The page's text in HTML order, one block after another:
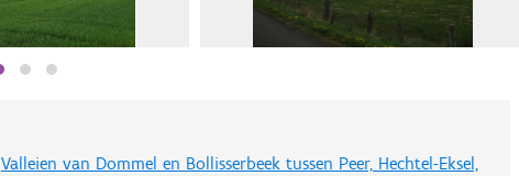
Valleien van Dommel en Bollisserbeek tussen Peer, Hechtel-Eksel,